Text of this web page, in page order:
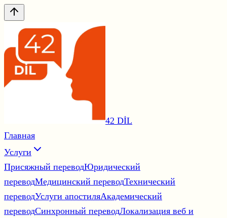
42 DİL
Главная
Услуги
Присяжный переводЮридический
переводМедицинский переводТехнический
переводУслуги апостиляАкадемический
переводСинхронный переводЛокализация веб и